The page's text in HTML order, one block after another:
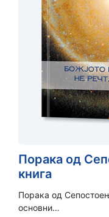
Порака од
книга
Порака од
основни…